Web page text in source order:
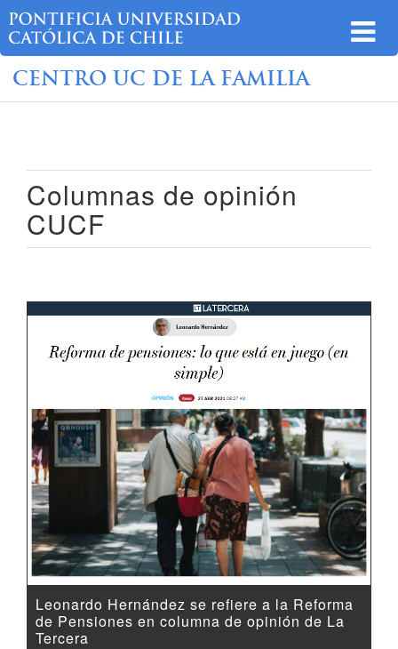
CENTRO UC DE LA FAMILIA
Columnas de opinión
CUCF
Leonardo Hernández se refiere a la Reforma
de Pensiones en columna de opinión de La
Tercera